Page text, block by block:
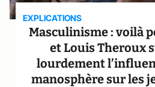
EXPLICATIONS
Masculinisme : voilà
et Louis Theroux
lourdement
manosphère sur les